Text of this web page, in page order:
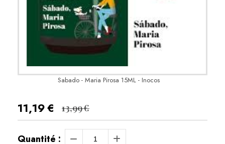
Sabado - Maria Pirosa 15ML - Inocos
11,19€ 13,99€
Quantité :